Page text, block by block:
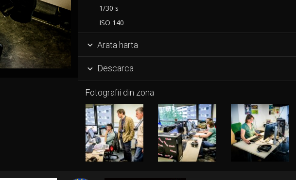
1/30 s
ISO 140
 Arata harta
 Descarca
Fotografii din zona